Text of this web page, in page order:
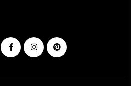
kombinleyerek pratik bir stil